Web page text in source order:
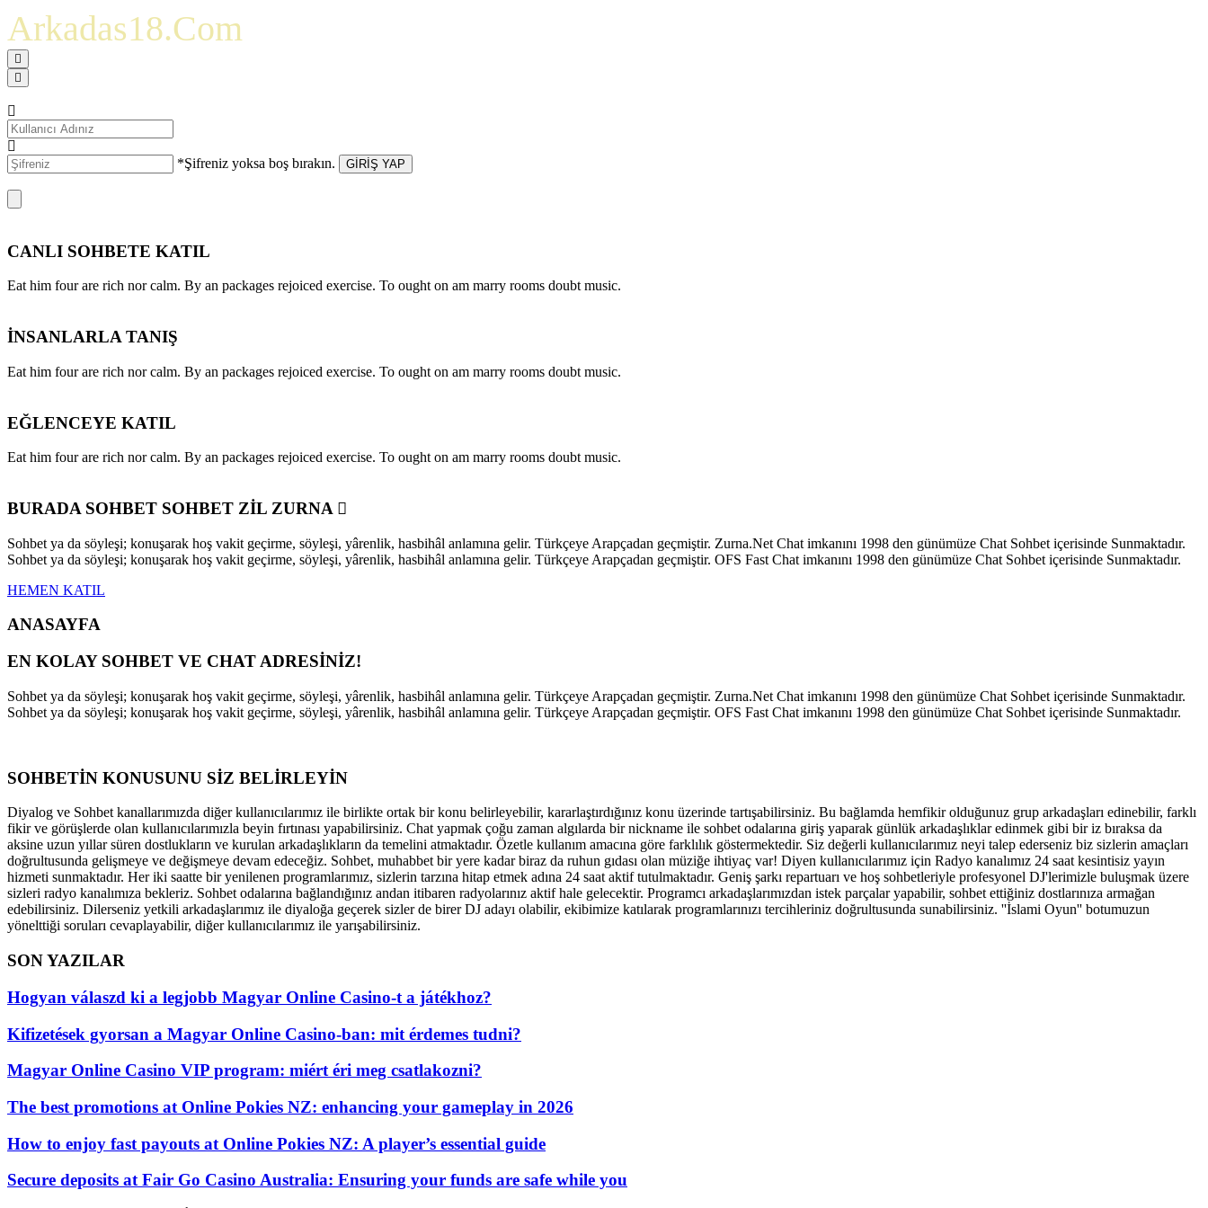
Arkadas18.Com
*Şifreniz yoksa boş bırakın. GİRİŞ YAP
CANLI SOHBETE KATIL
Eat him four are rich nor calm. By an packages rejoiced exercise. To ought on am marry rooms doubt music.
İNSANLARLA TANIŞ
Eat him four are rich nor calm. By an packages rejoiced exercise. To ought on am marry rooms doubt music.
EĞLENCEYE KATIL
Eat him four are rich nor calm. By an packages rejoiced exercise. To ought on am marry rooms doubt music.
BURADA SOHBET SOHBET ZİL ZURNA
Sohbet ya da söyleşi; konuşarak hoş vakit geçirme, söyleşi, yârenlik, hasbihâl anlamına gelir. Türkçeye Arapçadan geçmiştir. Zurna.Net Chat imkanını 1998 den günümüze Chat Sohbet içerisinde Sunmaktadır.
Sohbet ya da söyleşi; konuşarak hoş vakit geçirme, söyleşi, yârenlik, hasbihâl anlamına gelir. Türkçeye Arapçadan geçmiştir. OFS Fast Chat imkanını 1998 den günümüze Chat Sohbet içerisinde Sunmaktadır.
HEMEN KATIL
ANASAYFA
EN KOLAY SOHBET VE CHAT ADRESİNİZ!
Sohbet ya da söyleşi; konuşarak hoş vakit geçirme, söyleşi, yârenlik, hasbihâl anlamına gelir. Türkçeye Arapçadan geçmiştir. Zurna.Net Chat imkanını 1998 den günümüze Chat Sohbet içerisinde Sunmaktadır.
Sohbet ya da söyleşi; konuşarak hoş vakit geçirme, söyleşi, yârenlik, hasbihâl anlamına gelir. Türkçeye Arapçadan geçmiştir. OFS Fast Chat imkanını 1998 den günümüze Chat Sohbet içerisinde Sunmaktadır.
SOHBETİN KONUSUNU SİZ BELİRLEYİN
Diyalog ve Sohbet kanallarımızda diğer kullanıcılarımız ile birlikte ortak bir konu belirleyebilir, kararlaştırdığınız konu üzerinde tartışabilirsiniz. Bu bağlamda hemfikir olduğunuz grup arkadaşları edinebilir, farklı
fikir ve görüşlerde olan kullanıcılarımızla beyin fırtınası yapabilirsiniz. Chat yapmak çoğu zaman algılarda bir nickname ile sohbet odalarına giriş yaparak günlük arkadaşlıklar edinmek gibi bir iz bıraksa da
aksine uzun yıllar süren dostlukların ve kurulan arkadaşlıkların da temelini atmaktadır. Özetle kullanım amacına göre farklılık göstermektedir. Siz değerli kullanıcılarımız neyi talep ederseniz biz sizlerin amaçları
doğrultusunda gelişmeye ve değişmeye devam edeceğiz. Sohbet, muhabbet bir yere kadar biraz da ruhun gıdası olan müziğe ihtiyaç var! Diyen kullanıcılarımız için Radyo kanalımız 24 saat kesintisiz yayın
hizmeti sunmaktadır. Her iki saatte bir yenilenen programlarımız, sizlerin tarzına hitap etmek adına 24 saat aktif tutulmaktadır. Geniş şarkı repartuarı ve hoş sohbetleriyle profesyonel DJ'lerimizle buluşmak üzere
sizleri radyo kanalımıza bekleriz. Sohbet odalarına bağlandığınız andan itibaren radyolarınız aktif hale gelecektir. Programcı arkadaşlarımızdan istek parçalar yapabilir, sohbet ettiğiniz dostlarınıza armağan
edebilirsiniz. Dilerseniz yetkili arkadaşlarımız ile diyaloğa geçerek sizler de birer DJ adayı olabilir, ekibimize katılarak programlarınızı tercihleriniz doğrultusunda sunabilirsiniz. ''İslami Oyun'' botumuzun
yönelttiği soruları cevaplayabilir, diğer kullanıcılarımız ile yarışabilirsiniz.
SON YAZILAR
Hogyan válaszd ki a legjobb Magyar Online Casino-t a játékhoz?
Kifizetések gyorsan a Magyar Online Casino-ban: mit érdemes tudni?
Magyar Online Casino VIP program: miért éri meg csatlakozni?
The best promotions at Online Pokies NZ: enhancing your gameplay in 2026
How to enjoy fast payouts at Online Pokies NZ: A player’s essential guide
Secure deposits at Fair Go Casino Australia: Ensuring your funds are safe while you